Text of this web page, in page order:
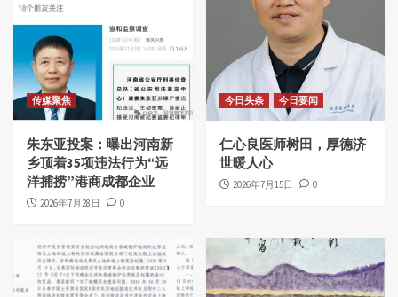
传媒聚焦
朱东亚投案：曝出河南新
乡顶着35项违法行为“远
洋捕捞”港商成都企业
2026年7月28日 0
今日头条 今日要闻
仁心良医师树田，厚德济
世暖人心
2026年7月15日 0